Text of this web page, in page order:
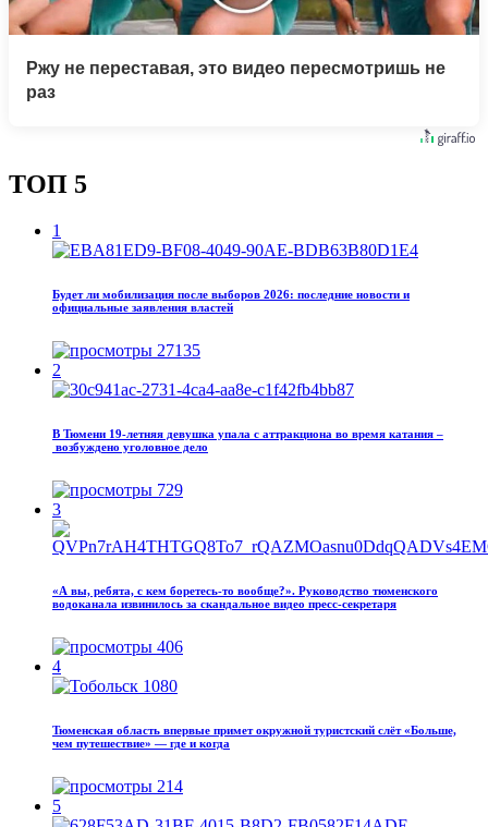
Ржу не переставая, это видео пересмотришь не
раз
ТОП 5
1
Будет ли мобилизация после выборов 2026: последние новости и
официальные заявления властей
27135
2
В Тюмени 19‑летняя девушка упала с аттракциона во время катания –
возбуждено уголовное дело
729
3
«А вы, ребята, с кем боретесь‑то вообще?». Руководство тюменского
водоканала извинилось за скандальное видео пресс-секретаря
406
4
Тюменская область впервые примет окружной туристский слёт «Больше,
чем путешествие» — где и когда
214
5